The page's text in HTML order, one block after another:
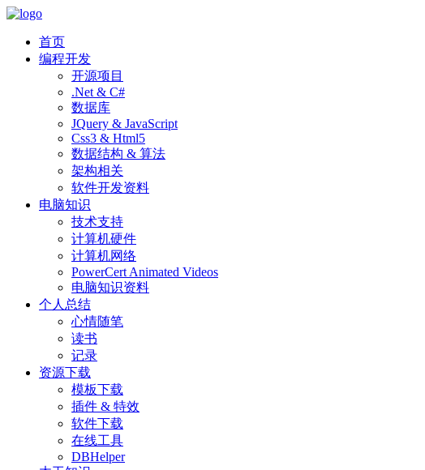
首页
编程开发
开源项目
.Net & C#
数据库
JQuery & JavaScript
Css3 & Html5
数据结构 & 算法
架构相关
软件开发资料
电脑知识
技术支持
计算机硬件
计算机网络
PowerCert Animated Videos
电脑知识资料
个人总结
心情随笔
读书
记录
资源下载
模板下载
插件 & 特效
软件下载
在线工具
DBHelper